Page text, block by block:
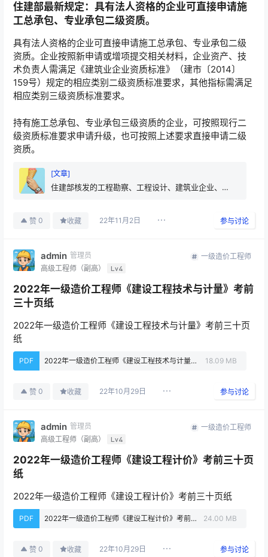
住建部最新规定：具有法人资格的企业可直接申请施
工总承包、专业承包二级资质。
具有法人资格的企业可直接申请施工总承包、专业承包二级
资质。企业按照新申请或增项提交相关材料，企业资产、技
术负责人需满足《建筑业企业资质标准》（建市〔2014〕
159号）规定的相应类别二级资质标准要求，其他指标需满足
相应类别三级资质标准要求。
持有施工总承包、专业承包三级资质的企业，可按照现行二
级资质标准要求申请升级，也可按照上述要求直接申请二级
资质。
[文章]
住建部核发的工程勘察、工程设计、建筑业企业、工
赞 0 收藏 22年11月2日 参与讨论
admin 管理员
高级工程师（副高）
Lv4
一级造价工程师
2022年一级造价工程师《建设工程技术与计量》考前
三十页纸
2022年一级造价工程师《建设工程技术与计量》考前三十页
纸
PDF 2022年一级造价工程师《建设工程技术与计量》考前三十页纸.pdf 18.09 MB
赞 0 收藏 22年10月29日 参与讨论
admin 管理员
高级工程师（副高）
Lv4
一级造价工程师
2022年一级造价工程师《建设工程计价》考前三十页
纸
2022年一级造价工程师《建设工程计价》考前三十页纸
PDF 2022年一级造价工程师《建设工程计价》考前三十页纸.pdf 24.00 MB
赞 0 收藏 22年10月29日 参与讨论